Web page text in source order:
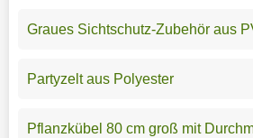
Graues Sichtschutz-Zubehör aus
Partyzelt aus Polyester
Pflanzkübel 80 cm groß mit